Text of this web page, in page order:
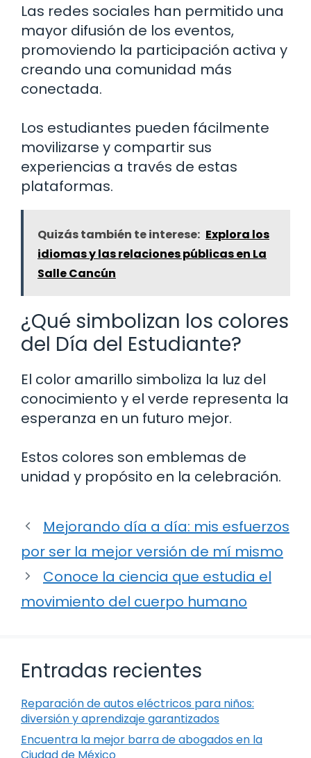
Las redes sociales han permitido una
mayor difusión de los eventos,
promoviendo la participación activa y
creando una comunidad más
conectada.
Los estudiantes pueden fácilmente
movilizarse y compartir sus
experiencias a través de estas
plataformas.
Quizás también te interese: Explora los
idiomas y las relaciones públicas en La
Salle Cancún
¿Qué simbolizan los colores
del Día del Estudiante?
El color amarillo simboliza la luz del
conocimiento y el verde representa la
esperanza en un futuro mejor.
Estos colores son emblemas de
unidad y propósito en la celebración.
Mejorando día a día: mis esfuerzos
por ser la mejor versión de mí mismo
Conoce la ciencia que estudia el
movimiento del cuerpo humano
Entradas recientes
Reparación de autos eléctricos para niños:
diversión y aprendizaje garantizados
Encuentra la mejor barra de abogados en la
Ciudad de México